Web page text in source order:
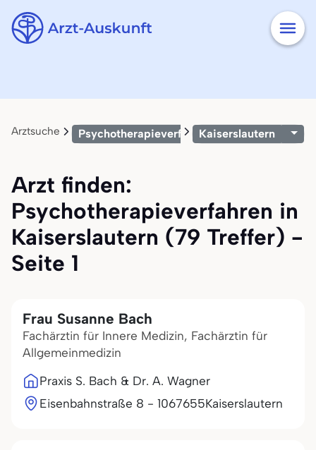
Arztsuche PsychotherapieverfahrenKaiserslautern
Arzt finden:
Psychotherapieverfahren in
Kaiserslautern (79 Treffer) -
Seite 1
Frau Susanne Bach
Fachärztin für Innere Medizin, Fachärztin für
Allgemeinmedizin
Praxis S. Bach & Dr. A. Wagner
Eisenbahnstraße 8 - 1067655Kaiserslautern